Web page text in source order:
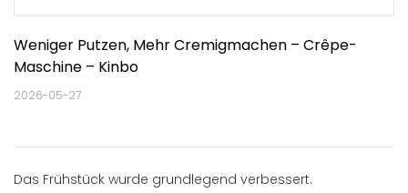
Weniger Putzen, Mehr Cremigmachen – Crêpe-
Maschine – Kinbo
2026-05-27
Das Frühstück wurde grundlegend verbessert.